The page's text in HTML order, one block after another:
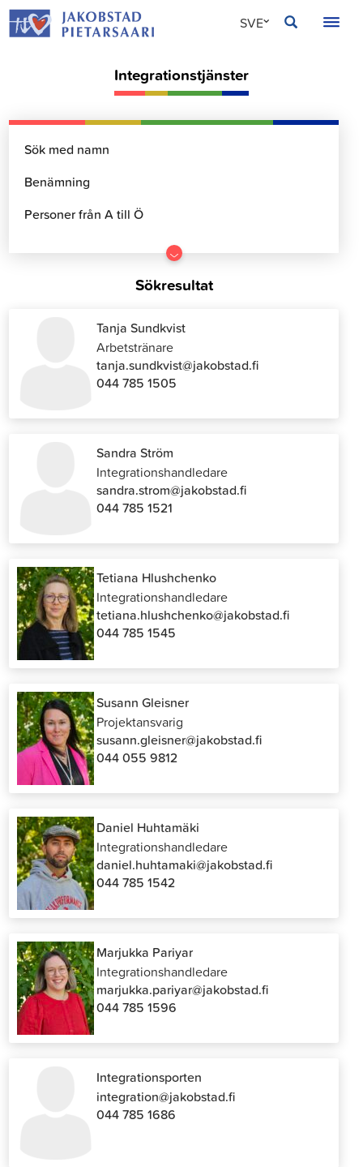
Hoppa
till
SVE
ENG
Integrationstjänster
Gå
till
resultater
Sökresultat
Tanja Sundkvist
Arbetstränare
tanja.sundkvist@jakobstad.fi
044 785 1505
Sandra Ström
Integrationshandledare
sandra.strom@jakobstad.fi
044 785 1521
Tetiana Hlushchenko
Integrationshandledare
tetiana.hlushchenko@jakobstad.fi
044 785 1545
Susann Gleisner
Projektansvarig
susann.gleisner@jakobstad.fi
044 055 9812
Daniel Huhtamäki
Integrationshandledare
daniel.huhtamaki@jakobstad.fi
044 785 1542
Marjukka Pariyar
Integrationshandledare
marjukka.pariyar@jakobstad.fi
044 785 1596
Integrationsporten
integration@jakobstad.fi
044 785 1686